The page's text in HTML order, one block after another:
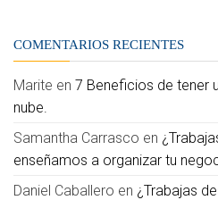
COMENTARIOS RECIENTES
Marite en 7 Beneficios de tener
nube.
Samantha Carrasco en
enseñamos a organizar tu
Daniel Caballero en ¿Trabajas